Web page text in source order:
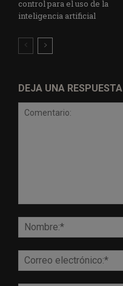
control para el uso de la
inteligencia artificial
DEJA UNA RESPUESTA